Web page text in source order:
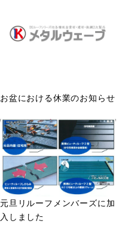
お盆における休業のお知らせ
元旦リルーフメンバーズに加
入しました